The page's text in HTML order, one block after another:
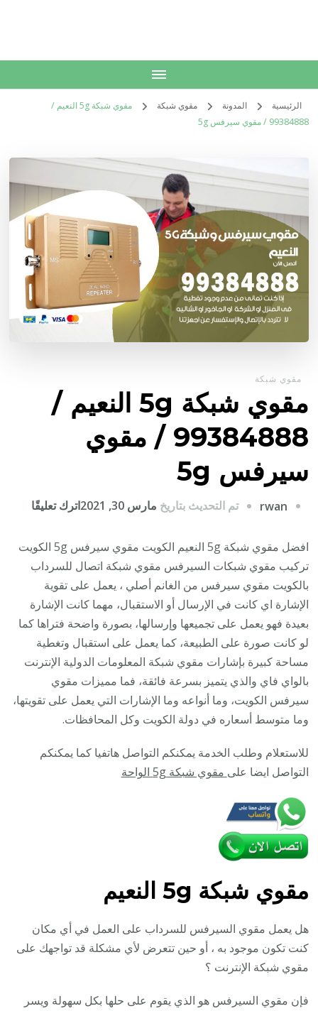
الرئيسية المدونة مقوي شبكة
مقوي شبكة 5g النعيم /
99384888 / مقوي سيرفس 5g
مقوي شبكة
مقوي شبكة 5g النعيم /
99384888 / مقوي
سيرفس 5g
rwan تم التحديث بتاريخ مارس 30, 2021 اترك تعليقًا
شبكة
مقوي
5g
افضل مقوي شبكة 5g النعيم الكويت مقوي سيرفس 5g الكويت
تركيب مقوي شبكات السيرفس مقوي شبكة اتصال للسرداب
بالكويت مقوي سيرفس من الغانم أصلي ، يعمل على تقوية
الإشارة اي كانت في الإرسال أو الاستقبال، مهما كانت الإشارة
بعيدة فهو يعمل على تجميعها وإرسالها، بصورة واضحة فتراها كما
لو كانت صورة على الطبيعة، كما يعمل على استقبال وتغطية
مساحة كبيرة بإشارات مقوي شبكة المعلومات الدولية الإنترنت
بالواي فاي والذي يتميز بسرعة فائقة، فما مميزات مقوي
سيرفس الكويت، وما أنواعه وما الإشارات التي يعمل على تقويتها،
وما متوسط أسعاره في دولة الكويت وكل المحافظات.
للاستعلام وطلب الخدمة يمكنكم التواصل هاتفيا كما يمكنكم
التواصل ايضا على مقوي شبكة 5g الواحة
مقوي شبكة 5g النعيم
هل يعمل مقوي السيرفس للسرداب على العمل في أي مكان
كنت تكون موجود به ، أو حين تتعرض لأي مشكلة قد تواجهك على
مقوي شبكة الإنترنت ؟
فإن مقوي السيرفس هو الذي يقوم على حلها بكل سهولة ويسر